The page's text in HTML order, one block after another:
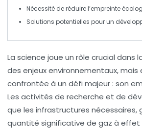
Nécessité de réduire l’empreinte
Solutions potentielles pour un
La science joue un rôle crucial dans
des enjeuxenvironnementaux, mais
confrontée à un défi majeur : son
Les activités de recherche et de
que les infrastructures nécessaires,
quantité significative de gaz à effet